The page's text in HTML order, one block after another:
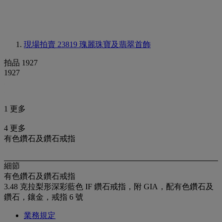
現場拍賣 23819 瑰麗珠寶及翡翠首飾
拍品 1927
1927
1 更多
4 更多
有色鑽石及鑽石戒指
細節
有色鑽石及鑽石戒指
3.48 克拉梨形深彩藍色 IF 鑽石戒指，附 GIA，配有色鑽石及
鑽石，鑲金，戒指 6 號
業務規定